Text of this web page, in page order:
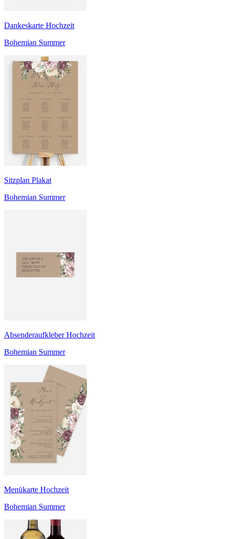
Dankeskarte Hochzeit
Bohemian Summer
Sitzplan Plakat
Bohemian Summer
Absenderaufkleber Hochzeit
Bohemian Summer
Menükarte Hochzeit
Bohemian Summer